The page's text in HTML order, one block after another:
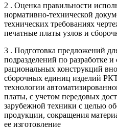
2 . Оценка правильности
нормативно-технической
технических требованиях
печатные платы узлов и
3 . Подготовка предложений
подразделений по разработке
рациональных конструкций
сборочных единиц изделий
технологии
платы, с учетом передовых
зарубежной техники с целью
продукции, сокращения
ее изготовление